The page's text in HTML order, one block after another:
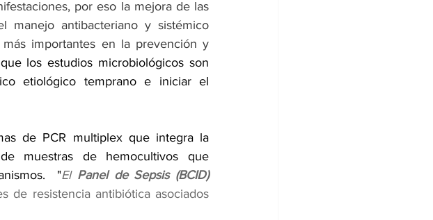
por eso la mejora de las
manejo antibacteriano y sistémico
importantes en la prevención y
los estudios microbiológicos son
etiológico temprano e iniciar el
de PCR multiplex que integra la
muestras de hemocultivos que
"El Panel de Sepsis (BCID)
resistencia antibiótica asociados